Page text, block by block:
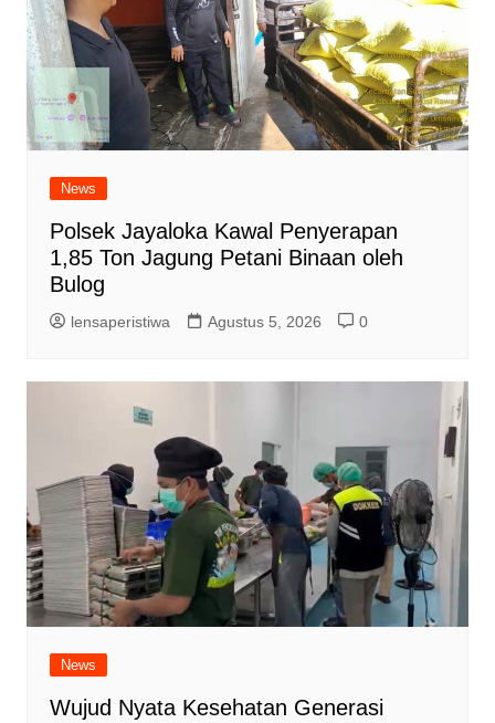
News
Polsek Jayaloka Kawal Penyerapan
1,85 Ton Jagung Petani Binaan oleh
Bulog
lensaperistiwa Agustus 5, 2026 0
News
Wujud Nyata Kesehatan Generasi